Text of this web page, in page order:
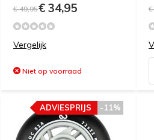
€ 49,95€ 34,95
Vergelijk
Niet op voorraad
-11%
ADVIESPRIJS